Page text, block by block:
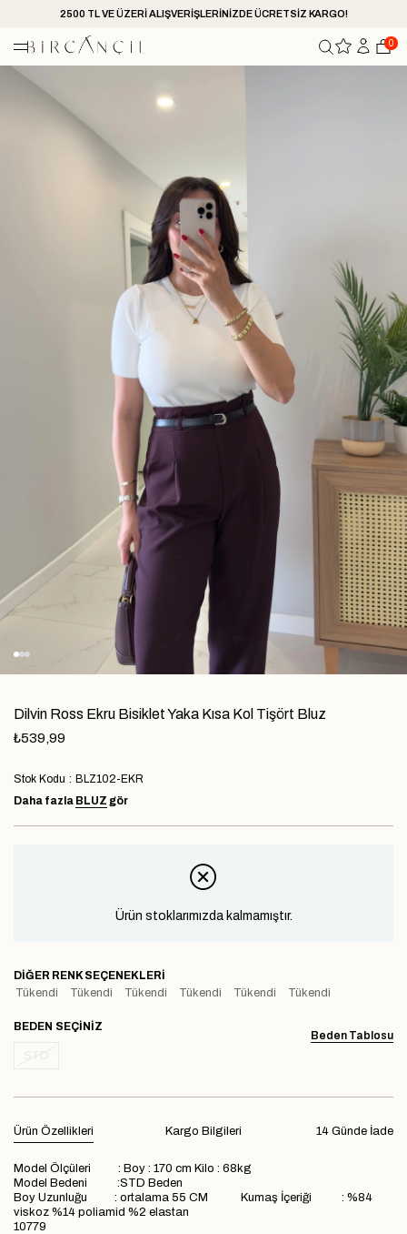
2500 TL VE ÜZERİ ALIŞVERİŞLERİNİZDE ÜCRETSİZ KARGO!
0
Dilvin Ross Ekru Bisiklet Yaka Kısa Kol Tişört Bluz
₺539,99
Stok Kodu
BLZ102-EKR
Daha fazla BLUZ gör
Ürün stoklarımızda kalmamıştır.
DIĞER RENK SEÇENEKLERI
Tükendi
Tükendi Tükendi Tükendi Tükendi Tükendi
Beden Tablosu
BEDEN
Ürün Özellikleri 14 Günde İade
Kargo Bilgileri
Model Ölçüleri : Boy : 170 cm Kilo : 68kg
Model Bedeni :STD Beden
Boy Uzunluğu : ortalama 55 CM Kumaş İçeriği : %84
viskoz %14 poliamid %2 elastan
10779